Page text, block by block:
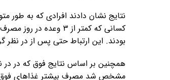
بودند. این ارتباط حتی پس از در نظر
مشخص شد مصرف بیشتر غذاهای